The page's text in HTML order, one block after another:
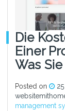
Die
Einer
Was
Posted on
management